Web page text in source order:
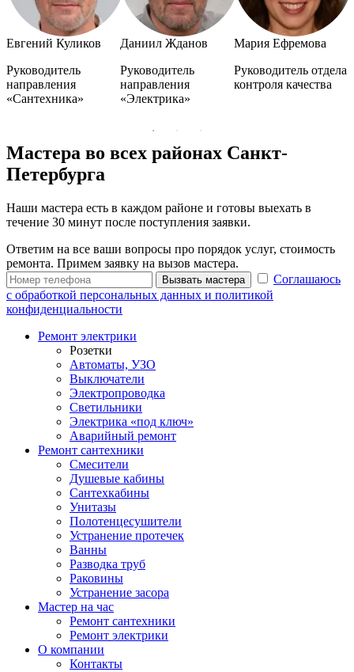
Евгений Куликов
Руководитель
направления
«Сантехника»
Даниил Жданов
Руководитель
направления
«Электрика»
Мария Ефремова
Руководитель отдела
контроля качества
Мастера во всех районах Санкт-
Петербурга
Наши мастера есть в каждом районе и готовы выехать в
течение 30 минут после поступления заявки.
Ответим на все ваши вопросы про порядок услуг, стоимость
ремонта. Примем заявку на вызов мастера.
Вызвать мастера
Соглашаюсь
с обработкой персональных данных и политикой
конфиденциальности
Ремонт электрики
Розетки
Автоматы, УЗО
Выключатели
Электропроводка
Светильники
Электрика «под ключ»
Аварийный ремонт
Ремонт сантехники
Смесители
Душевые кабины
Сантехкабины
Унитазы
Полотенцесушители
Устранение протечек
Ванны
Разводка труб
Раковины
Устранение засора
Мастер на час
Ремонт сантехники
Ремонт электрики
О компании
Контакты